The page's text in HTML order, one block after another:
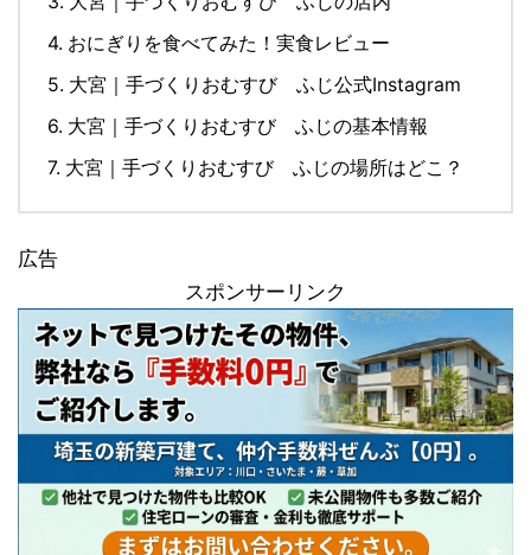
4. おにぎりを食べてみた！実食レビュー
5. 大宮｜手づくりおむすび ふじ公式Instagram
6. 大宮｜手づくりおむすび ふじの基本情報
7. 大宮｜手づくりおむすび ふじの場所はどこ？
広告
スポンサーリンク